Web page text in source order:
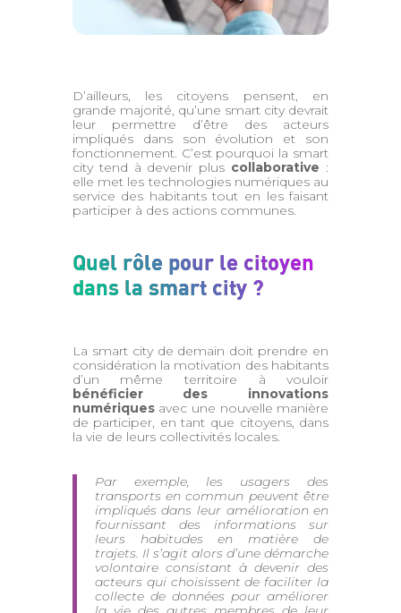
D’ailleurs, les citoyens pensent, en
grande majorité, qu’une smart city devrait
leur permettre d’être des acteurs
impliqués dans son évolution et son
fonctionnement. C’est pourquoi la smart
city tend à devenir plus collaborative :
elle met les technologies numériques au
service des habitants tout en les faisant
participer à des actions communes.
Quel rôle pour le citoyen
dans la smart city ?
La smart city de demain doit prendre en
considération la motivation des habitants
d’un même territoire à vouloir
bénéficier des innovations
numériquesavec une nouvelle manière
de participer, en tant que citoyens, dans
la vie de leurs collectivités locales.
Par exemple, les usagers des
transports en commun peuvent être
impliqués dans leur amélioration en
fournissant des informations sur
leurs habitudes en matière de
trajets. Il s’agit alors d’une démarche
volontaire consistant à devenir des
acteurs qui choisissent de faciliter la
collecte de données pour améliorer